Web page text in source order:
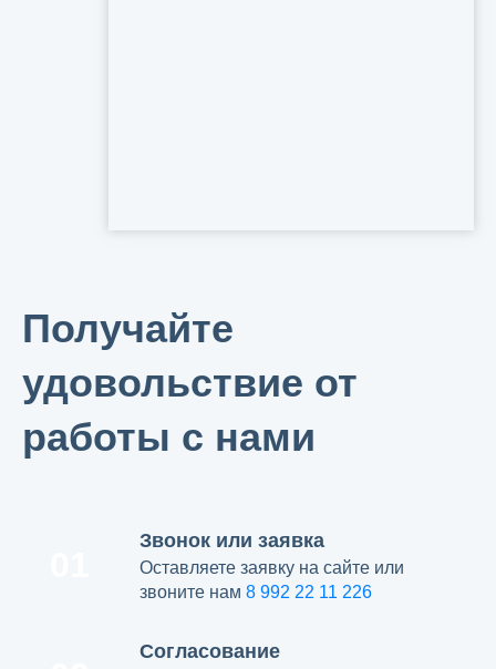
Получайте
удовольствие от
работы с нами
Звонок или заявка
Оставляете заявку на сайте или
звоните нам 8 992 22 11 226
Согласование